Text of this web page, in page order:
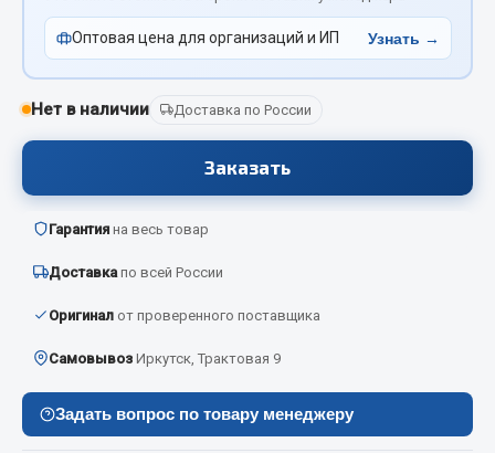
Вымпела
Показать ещё
Весь раздел
Смазочные материалы
Масла
МЕТИЗЫ
Оптовая цена для организаций и ИП Узнать →
Нет в наличии Доставка по России
Заказать
Гарантия на весь товар
Доставка по всей России
Оригинал от проверенного поставщика
Самовывоз Иркутск, Трактовая 9
Задать вопрос по товару менеджеру